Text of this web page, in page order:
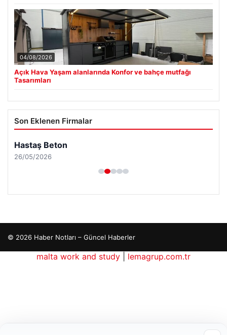
04/08/2026
Açık Hava Yaşam alanlarında Konfor ve bahçe mutfağı
Tasarımları
Son Eklenen Firmalar
26/05/2026
© 2026 Haber Notları – Güncel Haberler